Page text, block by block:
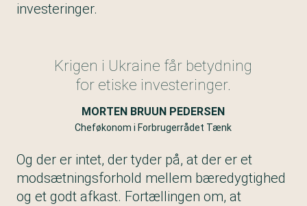
investeringer.
Krigen i Ukraine får betydning
for etiske investeringer.
MORTEN BRUUN PEDERSEN
Cheføkonom i Forbrugerrådet Tænk
Og der er intet, der tyder på, at der er et
modsætningsforhold mellem bæredygtighed
og et godt afkast. Fortællingen om, at